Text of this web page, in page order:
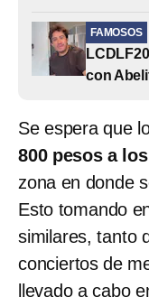
FAMOSOS
con
Se espera que
800 pesos a
zona en donde
Esto tomando
similares, tanto
conciertos de
llevado a cabo